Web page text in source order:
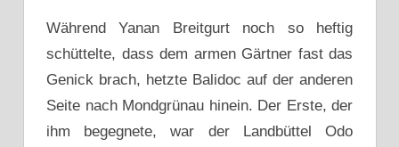
Während Yanan Breitgurt noch so heftig
schüttelte, dass dem armen Gärtner fast das
Genick brach, hetzte Balidoc auf der anderen
Seite nach Mondgrünau hinein. Der Erste, der
ihm begegnete, war der Landbüttel Odo